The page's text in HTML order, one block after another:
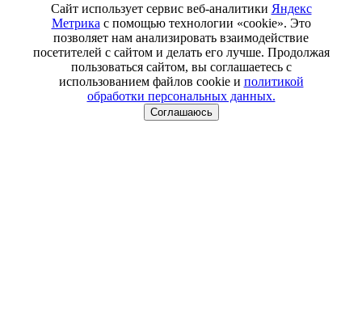
Сайт использует сервис веб-аналитики Яндекс
Метрика с помощью технологии «cookie». Это
позволяет нам анализировать взаимодействие
посетителей с сайтом и делать его лучше. Продолжая
пользоваться сайтом, вы соглашаетесь с
использованием файлов cookie и политикой
обработки персональных данных.
Соглашаюсь